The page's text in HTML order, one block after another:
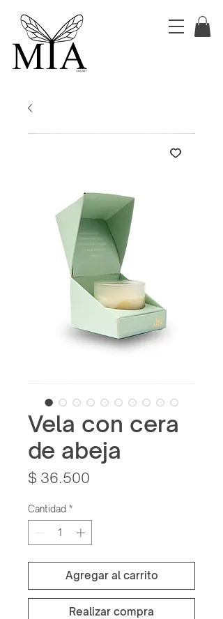
Vela con cera
de abeja
$ 36.500
Cantidad *
Agregar al carrito
Realizar compra